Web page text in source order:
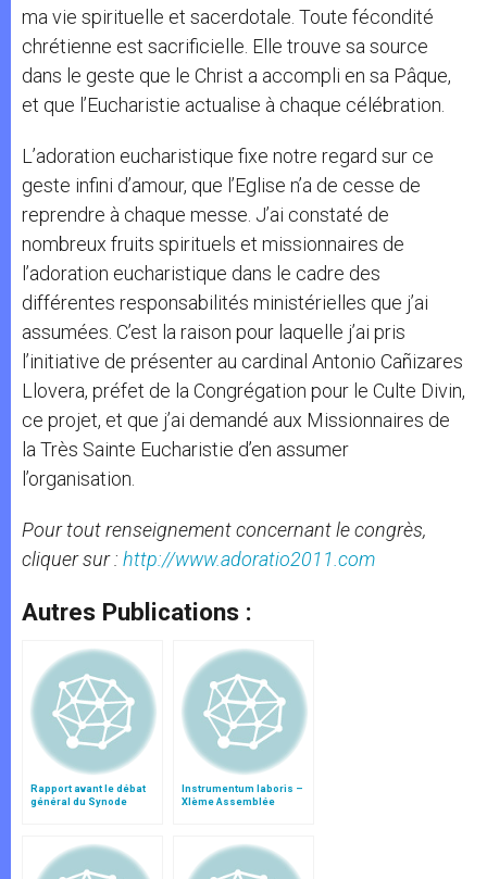
ma vie spirituelle et sacerdotale. Toute fécondité
chrétienne est sacrificielle. Elle trouve sa source
dans le geste que le Christ a accompli en sa Pâque,
et que l’Eucharistie actualise à chaque célébration.
L’adoration eucharistique fixe notre regard sur ce
geste infini d’amour, que l’Eglise n’a de cesse de
reprendre à chaque messe. J’ai constaté de
nombreux fruits spirituels et missionnaires de
l’adoration eucharistique dans le cadre des
différentes responsabilités ministérielles que j’ai
assumées. C’est la raison pour laquelle j’ai pris
l’initiative de présenter au cardinal Antonio Cañizares
Llovera, préfet de la Congrégation pour le Culte Divin,
ce projet, et que j’ai demandé aux Missionnaires de
la Très Sainte Eucharistie d’en assumer
l’organisation.
Pour tout renseignement concernant le congrès,
cliquer sur : http://www.adoratio2011.com
Autres Publications :
Rapport avant le débat
général du Synode
Instrumentum laboris –
XIème Assemblée